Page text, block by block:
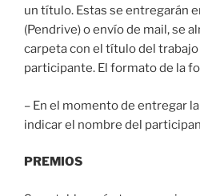
un título. Estas se entregarán
(Pendrive) o envío de mail, se
carpeta con el título del
participante. El formato de la
– En el momento de entregar
indicar el nombre del
PREMIOS